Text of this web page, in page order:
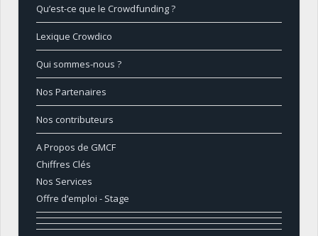
Qu’est-ce que le Crowdfunding ?
Lexique Crowdico
Qui sommes-nous ?
Nos Partenaires
Nos contributeurs
A Propos de GMCF
Chiffres Clés
Nos Services
Offre d’emploi - Stage